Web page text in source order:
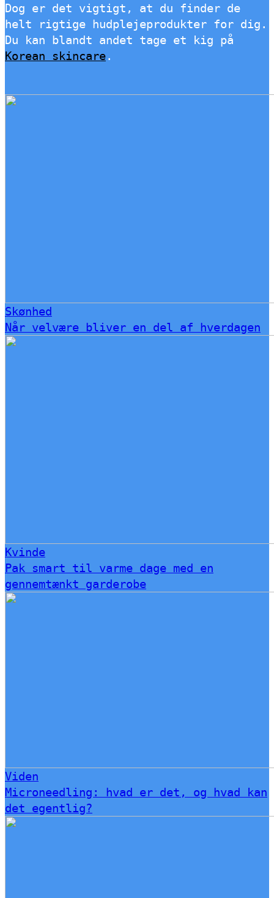
Dog er det vigtigt, at du finder de
helt rigtige hudplejeprodukter for dig.
Du kan blandt andet tage et kig på
Korean skincare.
Skønhed
Når velvære bliver en del af hverdagen
Kvinde
Pak smart til varme dage med en
gennemtænkt garderobe
Viden
Microneedling: hvad er det, og hvad kan
det egentlig?